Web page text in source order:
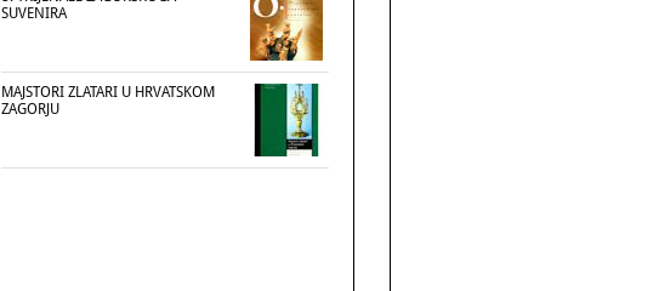
SUVENIRA
MAJSTORI ZLATARI U HRVATSKOM
ZAGORJU